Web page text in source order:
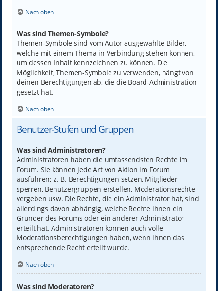
Nach oben
Was sind Themen-Symbole?
Themen-Symbole sind vom Autor ausgewählte Bilder,
welche mit einem Thema in Verbindung stehen können,
um dessen Inhalt kennzeichnen zu können. Die
Möglichkeit, Themen-Symbole zu verwenden, hängt von
deinen Berechtigungen ab, die die Board-Administration
gesetzt hat.
Nach oben
Benutzer-Stufen und Gruppen
Was sind Administratoren?
Administratoren haben die umfassendsten Rechte im
Forum. Sie können jede Art von Aktion im Forum
ausführen; z. B. Berechtigungen setzen, Mitglieder
sperren, Benutzergruppen erstellen, Moderationsrechte
vergeben usw. Die Rechte, die ein Administrator hat, sind
allerdings davon abhängig, welche Rechte ihnen ein
Gründer des Forums oder ein anderer Administrator
erteilt hat. Administratoren können auch volle
Moderationsberechtigungen haben, wenn ihnen das
entsprechende Recht erteilt wurde.
Nach oben
Was sind Moderatoren?